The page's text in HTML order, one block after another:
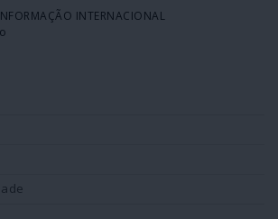
INTERNACIONAL